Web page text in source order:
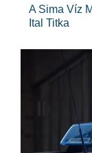
A Sima Víz
Ital Titka